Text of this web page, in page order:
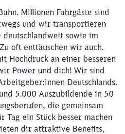
Millionen Fahrgäste sind
und wir transportieren
deutschlandweit sowie im
oft enttäuschen wir auch.
Hochdruck an einer besseren
Power und dich! Wir sind
Deutschlands.
5.000 Auszubildende in 50
die gemeinsam
Tag ein Stück besser machen
dir attraktive Benefits,